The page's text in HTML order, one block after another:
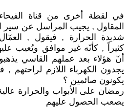
في لقطة أخرى من قناة
المقاول , يجيب المراسل عن سير
شديدة الحرارة , فيقول ,
كثيراً , كأنّه غير موافق ويُعيب
أنّ هؤلاء بعد عملهم القاسي
يجدون الكهرباء اللازم لراحتهم ,
يكونون صائمين ؟
رمضان على الأبواب والحرارة
يصعب الحصول عليهم